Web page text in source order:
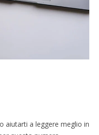
aiutarti a leggere meglio in